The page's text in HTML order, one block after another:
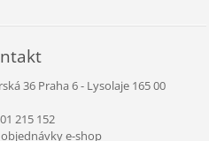
36 Praha 6 - Lysolaje 165 00
215 152
e-shop